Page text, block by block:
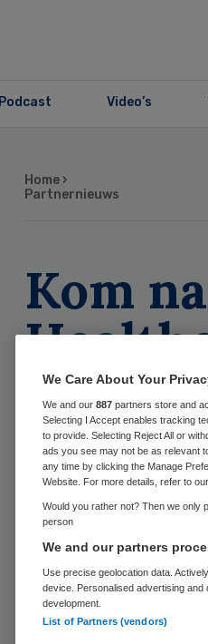
Podcast Video’s
Home ›
Partnernieuws
Kom
het
Skipr Redactie
We Care About Your
We and our 887 partners store and
Selecting I Accept enables tracking
to provide. Selecting Reject All or
ads you see may not be as relevant
any time by clicking the Manage
Website. For more details, refer to
Would you rather not? Then we only
person
We and our partners
Use precise geolocation data.
device. Personalised advertising
development.
List of Partners (vendors)